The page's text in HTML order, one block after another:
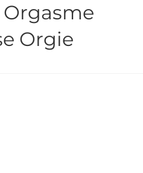
Orgie